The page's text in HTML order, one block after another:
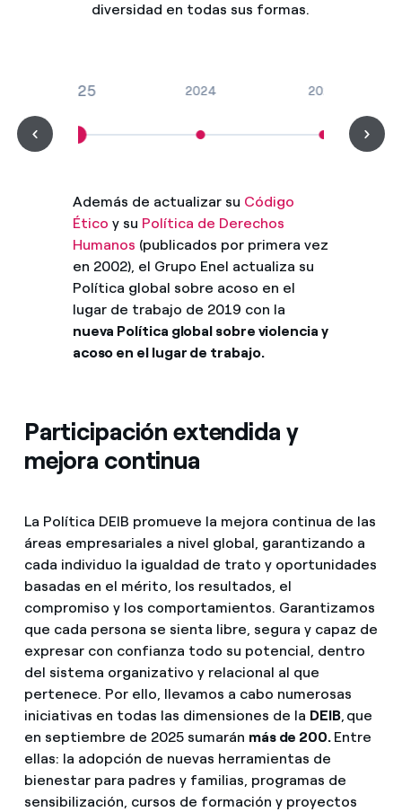
diversidad en todas sus formas.
2025 2024 2023
Además de actualizar su Código
Ético y su Política de Derechos
Humanos (publicados por primera vez
en 2002), el Grupo Enel actualiza su
Política global sobre acoso en el
lugar de trabajo de 2019 con la
nueva Política global sobre violencia y
acoso en el lugar de trabajo.
Participación extendida y
mejora continua
La Política DEIB promueve la mejora continua de las
áreas empresariales a nivel global, garantizando a
cada individuo la igualdad de trato y oportunidades
basadas en el mérito, los resultados, el
compromiso y los comportamientos. Garantizamos
que cada persona se sienta libre, segura y capaz de
expresar con confianza todo su potencial, dentro
del sistema organizativo y relacional al que
pertenece. Por ello, llevamos a cabo numerosas
iniciativas en todas las dimensiones de la DEIB, que
en septiembre de 2025 sumarán más de 200. Entre
ellas: la adopción de nuevas herramientas de
bienestar para padres y familias, programas de
sensibilización, cursos de formación y proyectos